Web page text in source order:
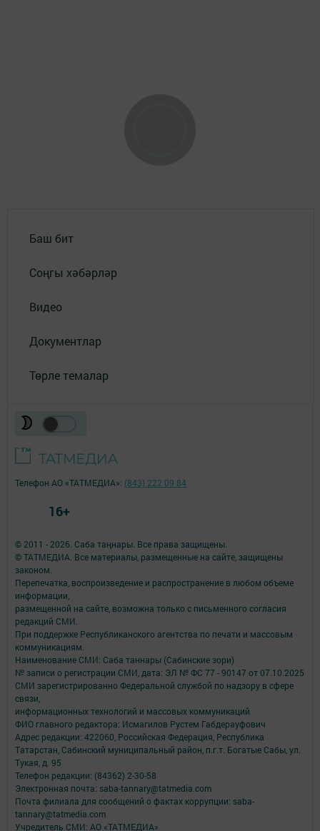
Баш бит
Соңгы хәбәрләр
Видео
Документлар
Төрле темалар
© 2011 - 2026. Саба таңнары. Все права защищены.
© ТАТМЕДИА. Все материалы, размещенные на сайте, защищены
законом.
Перепечатка, воспроизведение и распространение в любом объеме
информации,
размещенной на сайте, возможна только с письменного согласия
редакций СМИ.
При поддержке Республиканского агентства по печати и массовым
коммуникациям.
Наименование СМИ: Саба таннары (Сабинские зори)
№ записи о регистрации СМИ, дата: ЭЛ № ФС 77 - 90147 от 07.10.2025
СМИ зарегистрированно Федеральной службой по надзору в сфере
связи,
информационных технологий и массовых коммуникаций
ФИО главного редактора: Исмагилов Рустем Габдерауфович
Адрес редакции: 422060, Российская Федерация, Республика
Татарстан, Сабинский муниципальный район, п.г.т. Богатые Сабы, ул.
Тукая, д. 95
Телефон редакции: (84362) 2-30-58
Электронная почта: saba-tannary@tatmedia.com
Почта филиала для сообщений о фактах коррупции: saba-
tannary@tatmedia.com
Учредитель СМИ: АО «ТАТМЕДИА»
Телефон АО «ТАТМЕДИА»: (843) 222 09 84
16+